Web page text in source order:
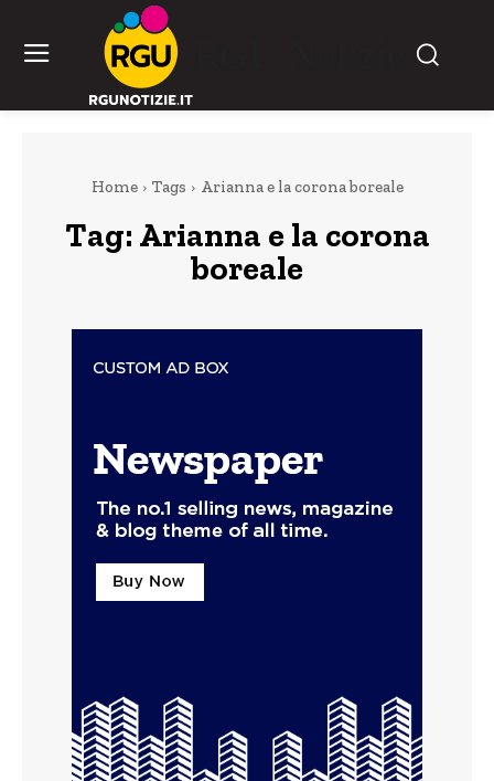
Home Tags Arianna e la corona boreale
Tag: Arianna e la corona
boreale